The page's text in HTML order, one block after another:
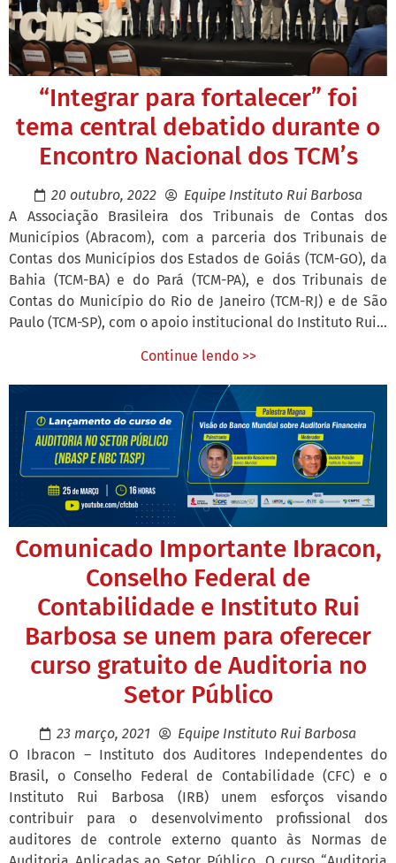
“Integrar para fortalecer” foi
tema central debatido durante o
Encontro Nacional dos TCM’s
20 outubro, 2022
Equipe Instituto Rui Barbosa
A Associação Brasileira dos Tribunais de Contas dos
Municípios (Abracom), com a parceria dos Tribunais de
Contas dos Municípios dos Estados de Goiás (TCM-GO), da
Bahia (TCM-BA) e do Pará (TCM-PA), e dos Tribunais de
Contas do Município do Rio de Janeiro (TCM-RJ) e de São
Paulo (TCM-SP), com o apoio institucional do Instituto Rui...
Continue lendo >>
Comunicado Importante Ibracon,
Conselho Federal de
Contabilidade e Instituto Rui
Barbosa se unem para oferecer
curso gratuito de Auditoria no
Setor Público
23 março, 2021
Equipe Instituto Rui Barbosa
O Ibracon – Instituto dos Auditores Independentes do
Brasil, o Conselho Federal de Contabilidade (CFC) e o
Instituto Rui Barbosa (IRB) unem esforços visando
contribuir para o desenvolvimento profissional dos
auditores de controle externo quanto às Normas de